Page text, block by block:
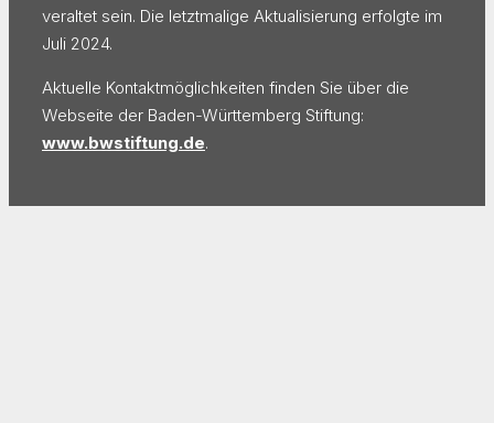
veraltet sein. Die letztmalige Aktualisierung erfolgte im
Juli 2024.
Aktuelle Kontaktmöglichkeiten finden Sie über die
Webseite der Baden-Württemberg Stiftung:
www.bwstiftung.de.